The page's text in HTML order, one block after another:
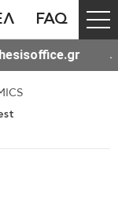
Greece
FAQ